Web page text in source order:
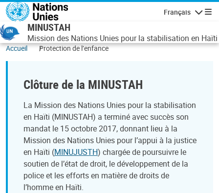
Aller au contenu principal
Français
MINUSTAH
Mission des Nations Unies pour la stabilisation en Haïti
Accueil Protection de l’enfance
Clôture de la MINUSTAH
La Mission des Nations Unies pour la stabilisation
en Haïti (MINUSTAH) a terminé avec succès son
mandat le 15 octobre 2017, donnant lieu à la
Mission des Nations Unies pour l’appui à la justice
en Haïti (MINUJUSTH) chargée de poursuivre le
soutien de l’état de droit, le développement de la
police et les efforts en matière de droits de
l’homme en Haïti.